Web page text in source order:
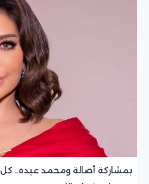
بمشاركة أصالة ومحمد عبده..